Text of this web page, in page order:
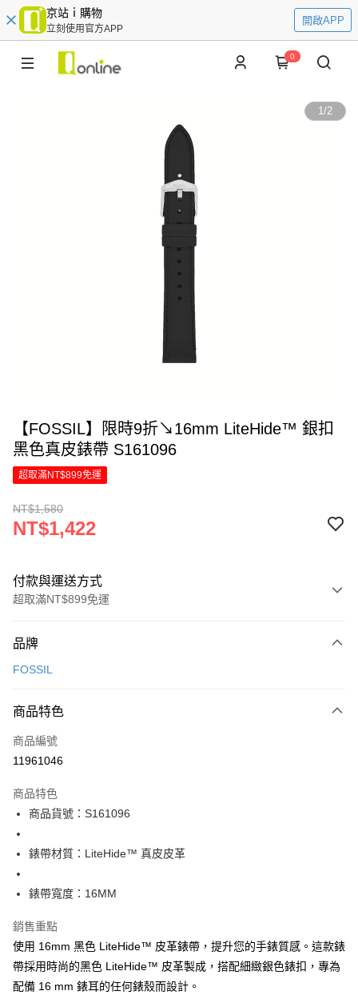
京站ｉ購物
立刻使用官方APP
開啟APP
0
1/2
【FOSSIL】限時9折↘16mm LiteHide™ 銀扣
黑色真皮錶帶 S161096
超取滿NT$899免運
NT$1,580
NT$1,422
付款與運送方式
超取滿NT$899免運
信用卡一次付款
Apple Pay
街口支付
Google Pay
全盈+PAY
大哥付你分期
相關說明
【大哥付你分期使用說明】
2.付款方式選擇「大哥付你分期」，訂單成立後會自動跳轉到大哥付的交易
流程，驗證手機門號後，選擇欲分期的期數、繳款截止日，確認付款後即完
成交易。
3.實際核准額度、可分期數及費用金額請依後續交易確認頁面所載為準。
4.訂單成立30分鐘內，如未前往確認交易或遇審核未通過，訂單將自動取
相關說明
【關於「AFTEE先享後付」】
AFTEE先享後付是「在收到商品之後才付款」的支付方式。 讓您購物簡單
１．簡單：不需註冊會員、不需綁卡、不需儲值。
ATM付款
品牌
FOSSIL
商品特色
商品編號
11961046
商品特色
商品貨號：S161096
錶帶材質：LiteHide™ 真皮皮革
錶帶寬度：16MM
銷售重點
使用 16mm 黑色 LiteHide™ 皮革錶帶，提升您的手錶質感。這款錶
帶採用時尚的黑色 LiteHide™ 皮革製成，搭配細緻銀色錶扣，專為
配備 16 mm 錶耳的任何錶殼而設計。